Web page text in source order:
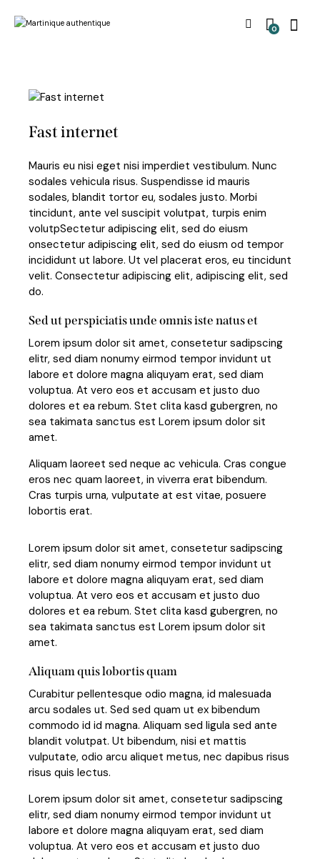
0
Fast internet
Mauris eu nisi eget nisi imperdiet vestibulum. Nunc
sodales vehicula risus. Suspendisse id mauris
sodales, blandit tortor eu, sodales justo. Morbi
tincidunt, ante vel suscipit volutpat, turpis enim
volutpSectetur adipiscing elit, sed do eiusm
onsectetur adipiscing elit, sed do eiusm od tempor
incididunt ut labore. Ut vel placerat eros, eu tincidunt
velit. Consectetur adipiscing elit, adipiscing elit, sed
do.
Sed ut perspiciatis unde omnis iste natus et
Lorem ipsum dolor sit amet, consetetur sadipscing
elitr, sed diam nonumy eirmod tempor invidunt ut
labore et dolore magna aliquyam erat, sed diam
voluptua. At vero eos et accusam et justo duo
dolores et ea rebum. Stet clita kasd gubergren, no
sea takimata sanctus est Lorem ipsum dolor sit
amet.
Aliquam laoreet sed neque ac vehicula. Cras congue
eros nec quam laoreet, in viverra erat bibendum.
Cras turpis urna, vulputate at est vitae, posuere
lobortis erat.
Lorem ipsum dolor sit amet, consetetur sadipscing
elitr, sed diam nonumy eirmod tempor invidunt ut
labore et dolore magna aliquyam erat, sed diam
voluptua. At vero eos et accusam et justo duo
dolores et ea rebum. Stet clita kasd gubergren, no
sea takimata sanctus est Lorem ipsum dolor sit
amet.
Aliquam quis lobortis quam
Curabitur pellentesque odio magna, id malesuada
arcu sodales ut. Sed sed quam ut ex bibendum
commodo id id magna. Aliquam sed ligula sed ante
blandit volutpat. Ut bibendum, nisi et mattis
vulputate, odio arcu aliquet metus, nec dapibus risus
risus quis lectus.
Lorem ipsum dolor sit amet, consetetur sadipscing
elitr, sed diam nonumy eirmod tempor invidunt ut
labore et dolore magna aliquyam erat, sed diam
voluptua. At vero eos et accusam et justo duo